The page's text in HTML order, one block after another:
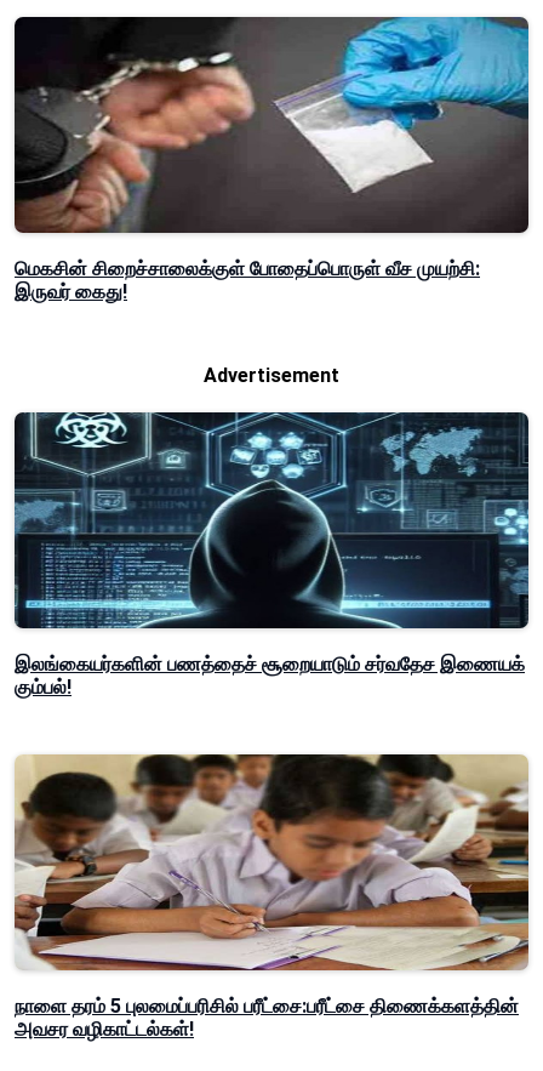
மெகசின் சிறைச்சாலைக்குள் போதைப்பொருள் வீச முயற்சி:
இருவர் கைது!
Advertisement
இலங்கையர்களின் பணத்தைச் சூறையாடும் சர்வதேச இணையக்
கும்பல்!
நாளை தரம் 5 புலமைப்பரிசில் பரீட்சை:பரீட்சை திணைக்களத்தின்
அவசர வழிகாட்டல்கள்!